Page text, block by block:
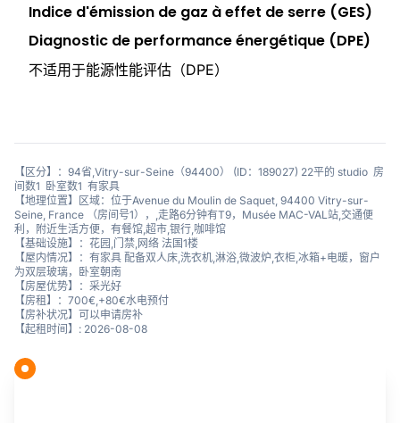
Indice d'émission de gaz à effet de serre (GES)
Diagnostic de performance énergétique (DPE)
不适用于能源性能评估（DPE）
【区分】：94省,Vitry-sur-Seine（94400） (ID：189027) 22平的 studio 房
间数1 卧室数1 有家具
【地理位置】区域：位于Avenue du Moulin de Saquet, 94400 Vitry-sur-
Seine, France （房间号1），,走路6分钟有T9，Musée MAC-VAL站,交通便
利，附近生活方便，有餐馆,超市,银行,咖啡馆
【基础设施】：花园,门禁,网络 法国1楼
【屋内情况】：有家具 配备双人床,洗衣机,淋浴,微波炉,衣柜,冰箱+电暖，窗户
为双层玻璃，卧室朝南
【房屋优势】：采光好
【房租】：700€,+80€水电预付
【房补状况】可以申请房补
【起租时间】: 2026-08-08